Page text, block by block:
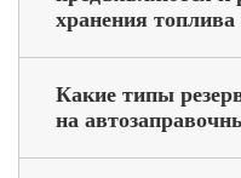
хранения
Какие типы
на